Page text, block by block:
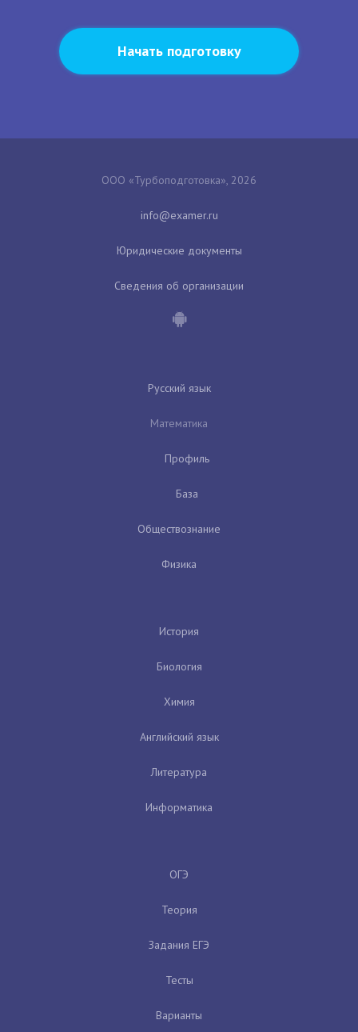
Начать подготовку
ООО «Турбоподготовка», 2026
Юридические документы
Сведения об организации
Русский язык
Математика
Профиль
База
Обществознание
Физика
История
Биология
Химия
Английский язык
Литература
Информатика
ОГЭ
Теория
Задания ЕГЭ
Тесты
Варианты